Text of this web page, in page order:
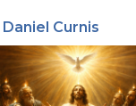
Daniel Curnis